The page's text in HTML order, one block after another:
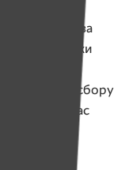
аренды
средства
техники
Сумма к сбору
рубля. Сейчас